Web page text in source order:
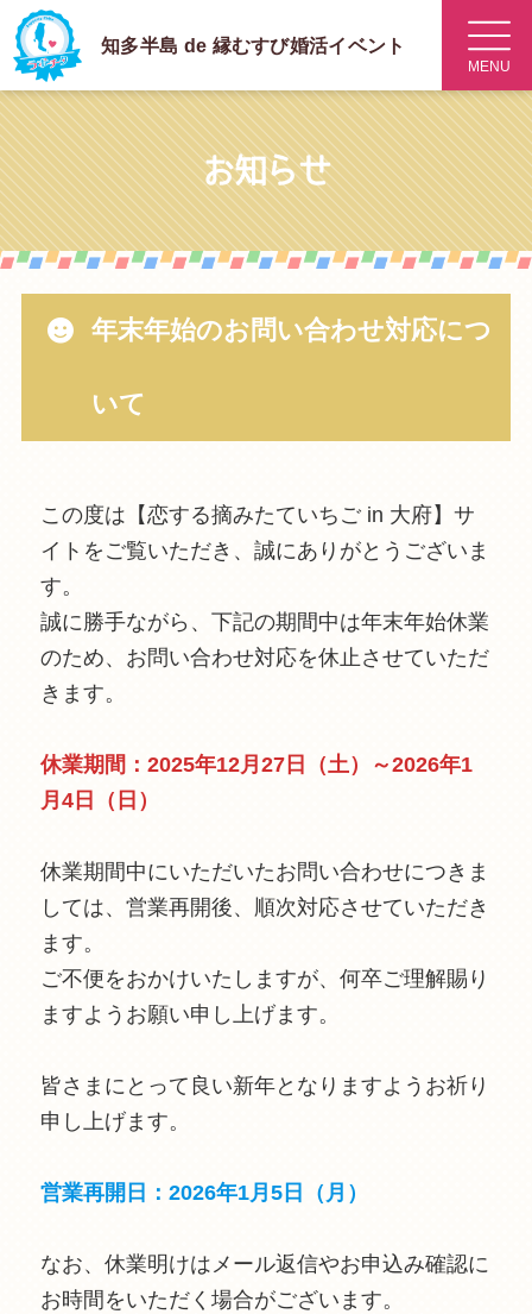
知多半島 de 縁むすび婚活イベント
MENU
お知らせ
年末年始のお問い合わせ対応につ
いて
この度は【恋する摘みたていちご in 大府】サ
イトをご覧いただき、誠にありがとうございま
す。
誠に勝手ながら、下記の期間中は年末年始休業
のため、お問い合わせ対応を休止させていただ
きます。
休業期間：2025年12月27日（土）～2026年1
月4日（日）
休業期間中にいただいたお問い合わせにつきま
しては、営業再開後、順次対応させていただき
ます。
ご不便をおかけいたしますが、何卒ご理解賜り
ますようお願い申し上げます。
皆さまにとって良い新年となりますようお祈り
申し上げます。
営業再開日：2026年1月5日（月）
なお、休業明けはメール返信やお申込み確認に
お時間をいただく場合がございます。